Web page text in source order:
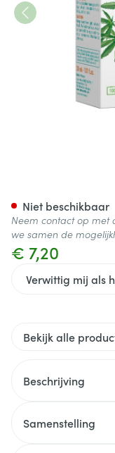
€ 7,20
Verwittig mij als
Niet beschikbaar
Neem contact op met
we samen de
Bekijk alle
Beschrijving
Samenstelling